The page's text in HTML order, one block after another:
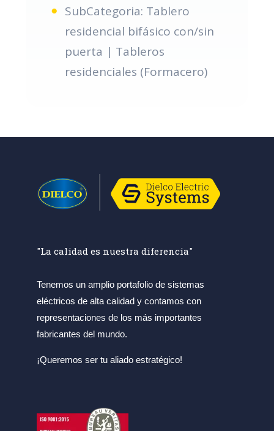
SubCategoria: Tablero
residencial bifásico con/sin
puerta | Tableros
residenciales (Formacero)
"La calidad es nuestra diferencia"
Tenemos un amplio portafolio de sistemas
eléctricos de alta calidad y contamos con
representaciones de los más importantes
fabricantes del mundo.
¡Queremos ser tu aliado estratégico!